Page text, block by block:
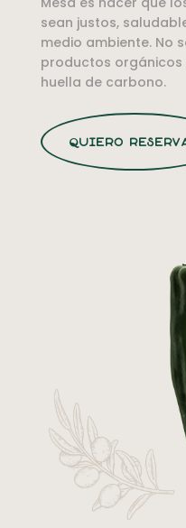
sean justos,
medio ambiente. No
productos orgánicos
huella de carbono.
quiero